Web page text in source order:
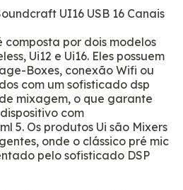
UI16 USB 16 Canais
composta por dois modelos
Ui12 e Ui16. Eles possuem
Boxes, conexão Wifi ou
com um sofisticado dsp
mixagem, o que garante
com
5. Os produtos Ui são Mixers
onde o clássico pré mic
pelo sofisticado DSP